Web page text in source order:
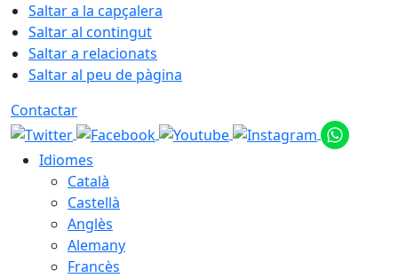
Saltar a la capçalera
Saltar al contingut
Saltar a relacionats
Saltar al peu de pàgina
Contactar
Idiomes
Català
Castellà
Anglès
Alemany
Francès